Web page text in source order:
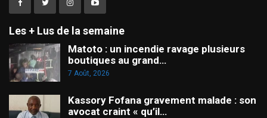
Les + Lus de la semaine
Matoto : un incendie ravage plusieurs
boutiques au grand…
7 Août, 2026
Kassory Fofana gravement malade : son
avocat craint « qu’il…